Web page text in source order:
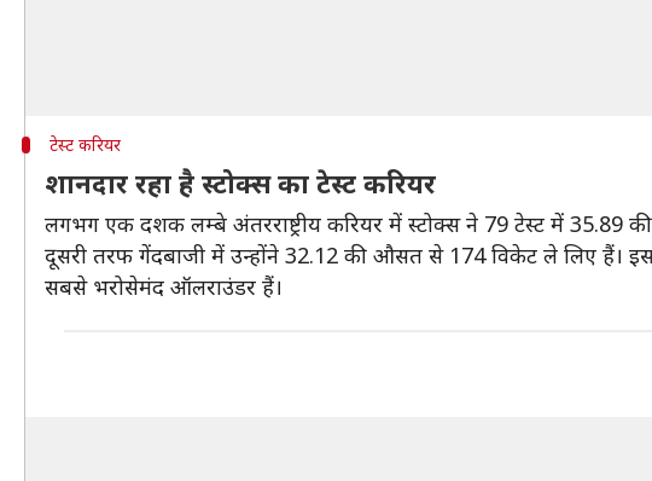
टेस्ट करियर
शानदार रहा है स्टोक्स का टेस्ट करियर
लगभग एक दशक लम्बे अंतरराष्ट्रीय करियर में स्टोक्स ने 79 टेस्ट में
दूसरी तरफ गेंदबाजी में उन्होंने 32.12 की औसत से 174 विकेट ले लिए हैं। इस
सबसे भरोसेमंद ऑलराउंडर हैं।